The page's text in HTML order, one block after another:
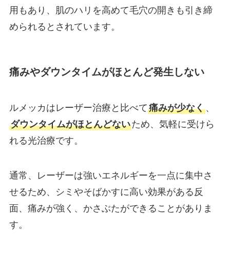
用もあり、肌のハリを高めて毛穴の開きも引き締
められるとされています。
痛みやダウンタイムがほとんど発生しない
ルメッカはレーザー治療と比べて痛みが少なく、
ダウンタイムがほとんどないため、気軽に受けら
れる光治療です。
通常、レーザーは強いエネルギーを一点に集中さ
せるため、シミやそばかすに高い効果がある反
面、痛みが強く、かさぶたができることがありま
す。